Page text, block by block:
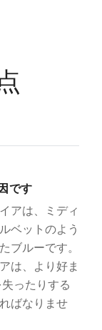
です
アは、ミディ
ベットのよう
ブルーです。
は、より好ま
ったりする
ばなりませ